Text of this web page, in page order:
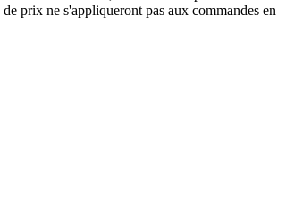
prix ne s'appliqueront pas aux commandes en